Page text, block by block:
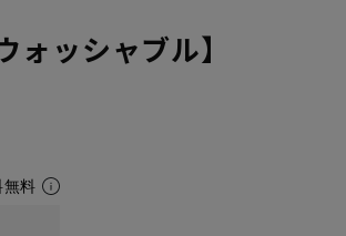
ッシャブル】
料